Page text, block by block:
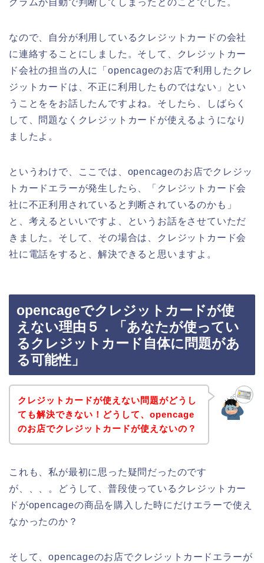
なので、自分が利用しているクレジットカードの会社
に連絡することにしました。そして、クレジットカー
ド会社の担当の人に「opencageのお店で利用したクレ
ジットカードは、不正に利用したものではない」とい
うことををお話したんですよね。そしたら、しばらく
して、問題なくクレジットカードが使えるようになり
ましたよ。
というわけで、ここでは、opencageのお店でクレジッ
トカードエラーが発生したら、「クレジットカード会
社に不正利用されていると判断されているのかも」
と、考えるといいですよ、というお話をさせていただ
きました。そして、その場合は、クレジットカード会
社に電話をすると、解決できると思いますよ。
opencageでクレジットカードが使
えない理由５．「あなたが使ってい
るクレジットカード自体に問題があ
る可能性」
クレジットカードが使えない問題がどうし
ても解決できない！どうして、opencage
のお店でクレジットカードが使えないの？
これも、私が最初に思った疑問だったのです
が、、、。どうして、普段使っているクレジットカー
ドがopencageの商品を購入した時にだけエラーで使え
なかったのか？
そして、opencageのお店でクレジットカードエラーが